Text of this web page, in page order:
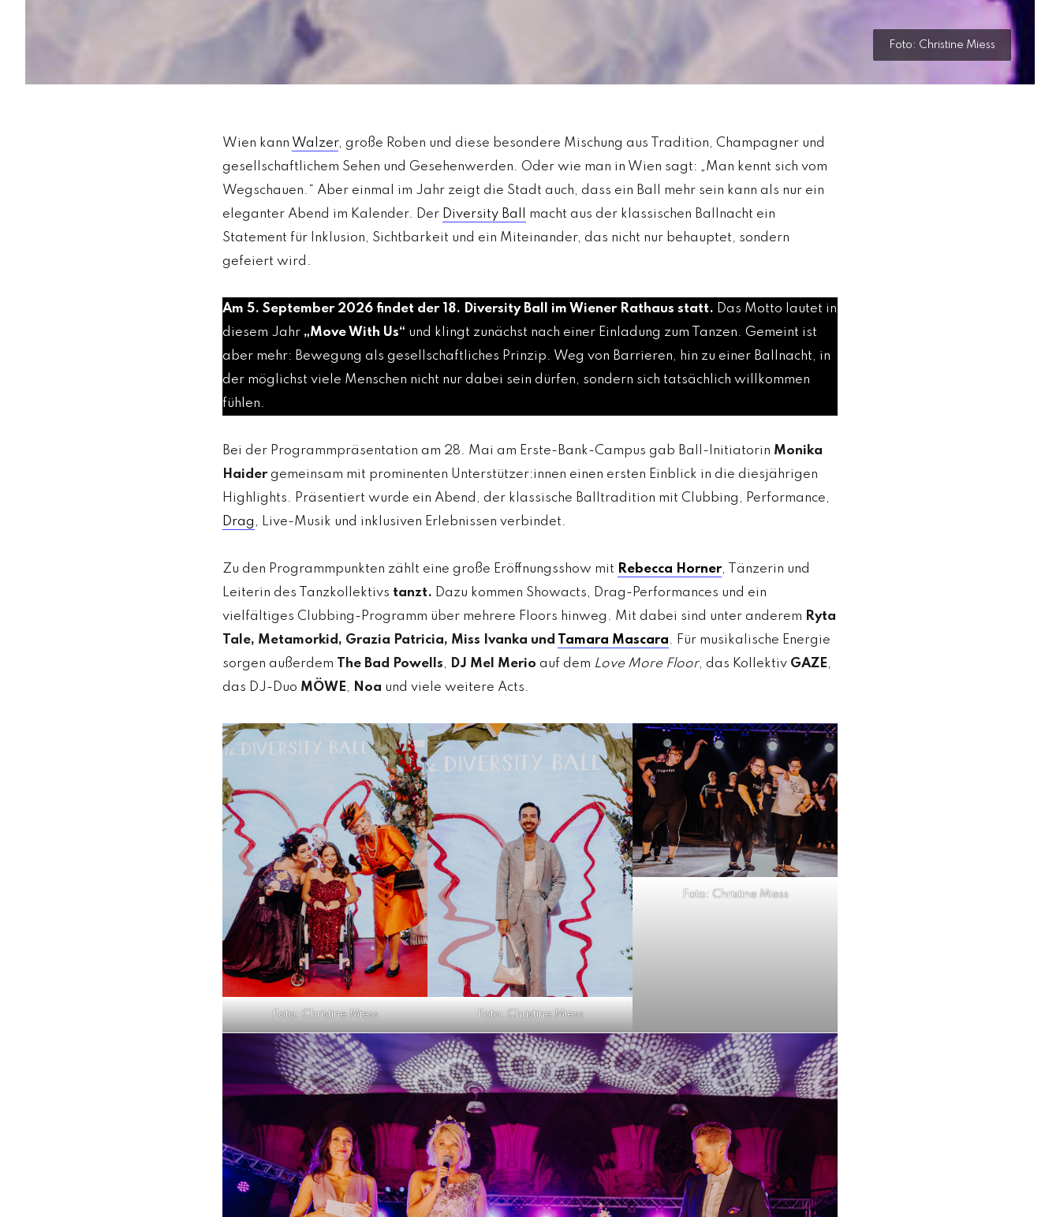
Foto: Christine Miess
Wien kann Walzer, große Roben und diese besondere Mischung aus Tradition, Champagner und
gesellschaftlichem Sehen und Gesehenwerden. Oder wie man in Wien sagt: „Man kennt sich vom
Wegschauen.“ Aber einmal im Jahr zeigt die Stadt auch, dass ein Ball mehr sein kann als nur ein
eleganter Abend im Kalender. Der Diversity Ball
macht aus der klassischen Ballnacht ein
Statement für Inklusion, Sichtbarkeit und ein Miteinander, das nicht nur behauptet, sondern
gefeiert wird.
Am 5. September 2026 findet der 18. Diversity Ball im Wiener Rathaus statt. Das Motto lautet in
diesem Jahr „Move With Us“ und klingt zunächst nach einer Einladung zum Tanzen. Gemeint ist
aber mehr: Bewegung als gesellschaftliches Prinzip. Weg von Barrieren, hin zu einer Ballnacht, in
der möglichst viele Menschen nicht nur dabei sein dürfen, sondern sich tatsächlich willkommen
fühlen.
Bei der Programmpräsentation am 28. Mai am Erste-Bank-Campus gab Ball-Initiatorin Monika
Haidergemeinsam mit prominenten Unterstützer:innen einen ersten Einblick in die diesjährigen
Highlights. Präsentiert wurde ein Abend, der klassische Balltradition mit Clubbing, Performance,
Drag , Live-Musik und inklusiven Erlebnissen verbindet.
Zu den Programmpunkten zählt eine große Eröffnungsshow mit Rebecca Horner, Tänzerin und
Leiterin des Tanzkollektivs tanzt. Dazu kommen Showacts, Drag-Performances und ein
vielfältiges Clubbing-Programm über mehrere Floors hinweg. Mit dabei sind unter anderem Ryta
Tale, Metamorkid, Grazia Patricia, Miss Ivanka und
Tamara Mascara. Für musikalische Energie
sorgen außerdem
The Bad Powells, DJ Mel Merio auf dem Love More Floor, das Kollektiv GAZE,
das DJ-Duo MÖWE, Noa und viele weitere Acts.
Foto: Christine Miess Foto: Christine Miess
Foto: Christine Miess